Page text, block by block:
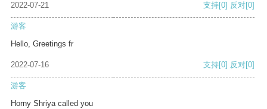
2022-07-21 支持[0] 反对[0]
游客
Hello, Greetings fr
2022-07-16 支持[0] 反对[0]
游客
Horny Shriya called you